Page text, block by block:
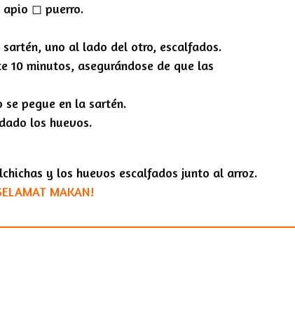
◻︎ puerro.
uno al lado del otro, escalfados.
10 minutos, asegurándose de que las
se pegue en la sartén.
los huevos.
y los huevos escalfados junto al arroz.
MAKAN!